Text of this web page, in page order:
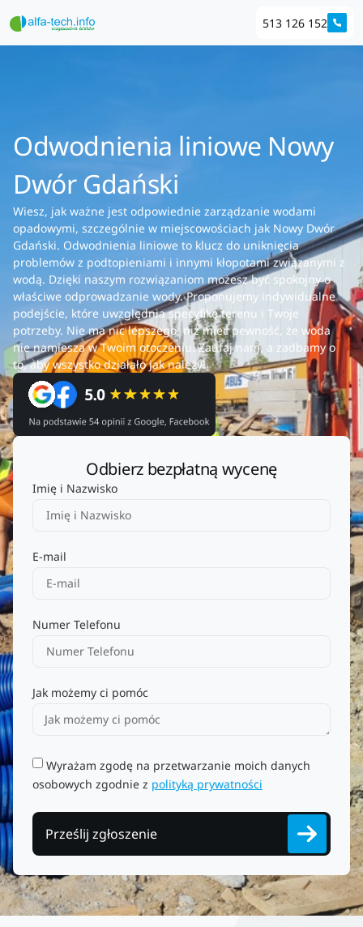
513 126 152
Odwodnienia liniowe Nowy
Dwór Gdański
Wiesz, jak ważne jest odpowiednie zarządzanie wodami
opadowymi, szczególnie w miejscowościach jak Nowy Dwór
Gdański. Odwodnienia liniowe to klucz do uniknięcia
problemów z podtopieniami i innymi kłopotami związanymi z
wodą. Dzięki naszym rozwiązaniom możesz być spokojny o
właściwe odprowadzanie wody. Proponujemy indywidualne
podejście, które uwzględnia specyfikę terenu i Twoje
potrzeby. Nie ma nic lepszego, niż mieć pewność, że woda
nie namiesza w Twoim otoczeniu. Zaufaj nam, a zadbamy o
to, aby wszystko działało jak należy!
Odbierz bezpłatną wycenę
Imię i Nazwisko
E-mail
Numer Telefonu
Jak możemy ci pomóc
Wyrażam zgodę na przetwarzanie moich danych
osobowych zgodnie z polityką prywatności
Prześlij zgłoszenie